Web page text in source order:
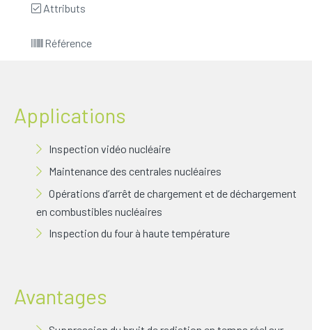
Attributs
Référence
Applications
Inspection vidéo nucléaire
Maintenance des centrales nucléaires
Opérations d’arrêt de chargement et de déchargement
en combustibles nucléaires
Inspection du four à haute température
Avantages